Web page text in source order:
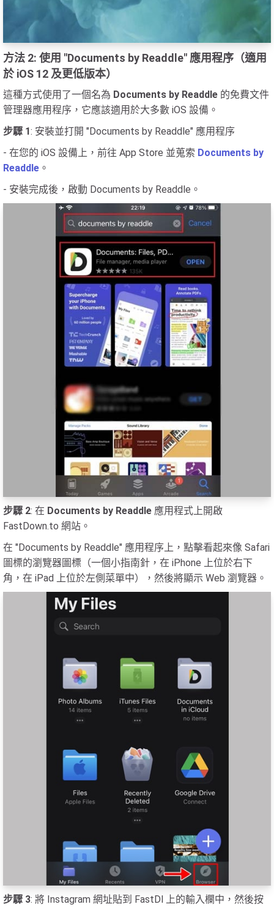
方法 2: 使用 "Documents by Readdle" 應用程序（適用
於 iOS 12 及更低版本）
這種方式使用了一個名為 Documents by Readdle 的免費文件
管理器應用程序，它應該適用於大多數 iOS 設備。
步驟 1: 安裝並打開 "Documents by Readdle" 應用程序
- 在您的 iOS 設備上，前往 App Store 並蒐索 Documents by
Readdle 。
- 安裝完成後，啟動 Documents by Readdle。
步驟 2: 在 Documents by Readdle 應用程式上開啟
FastDown.to 網站。
在 "Documents by Readdle" 應用程序上，點擊看起來像 Safari
圖標的瀏覽器圖標（一個小指南針，在 iPhone 上位於右下
角，在 iPad 上位於左側菜單中），然後將顯示 Web 瀏覽器。
步驟 3: 將 Instagram 網址貼到 FastDl 上的輸入欄中，然後按